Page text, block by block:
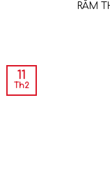
RẰM
11
Th2